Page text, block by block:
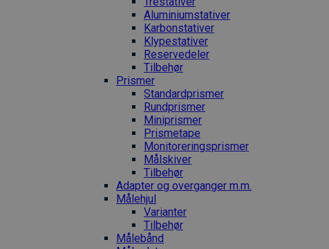
Aluminiumstativer
Karbonstativer
Klypestativer
Reservedeler
Tilbehør
Prismer
Standardprismer
Rundprismer
Miniprismer
Prismetape
Monitoreringsprismer
Målskiver
Tilbehør
Adapter og overganger m.m.
Målehjul
Varianter
Tilbehør
Målebånd